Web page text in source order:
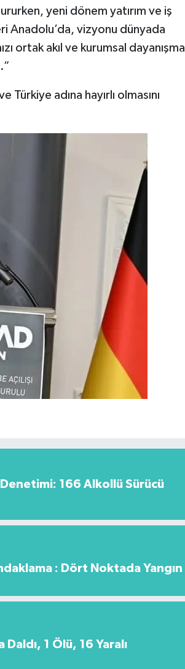
yeni dönem yatırım ve iş
Anadolu’da, vizyonu dünyada
ortak akıl ve kurumsal dayanışma
adına hayırlı olmasını
166 Alkollü Sürücü
: Dört Noktada Yangın
1 Ölü, 16 Yaralı